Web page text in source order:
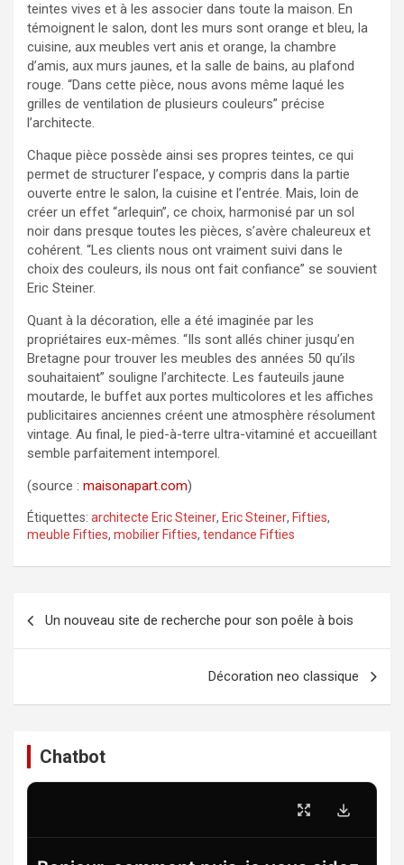
teintes vives et à les associer dans toute la maison. En
témoignent le salon, dont les murs sont orange et bleu, la
cuisine, aux meubles vert anis et orange, la chambre
d’amis, aux murs jaunes, et la salle de bains, au plafond
rouge. “Dans cette pièce, nous avons même laqué les
grilles de ventilation de plusieurs couleurs” précise
l’architecte.
Chaque pièce possède ainsi ses propres teintes, ce qui
permet de structurer l’espace, y compris dans la partie
ouverte entre le salon, la cuisine et l’entrée. Mais, loin de
créer un effet “arlequin”, ce choix, harmonisé par un sol
noir dans presque toutes les pièces, s’avère chaleureux et
cohérent. “Les clients nous ont vraiment suivi dans le
choix des couleurs, ils nous ont fait confiance” se souvient
Eric Steiner.
Quant à la décoration, elle a été imaginée par les
propriétaires eux-mêmes. “Ils sont allés chiner jusqu’en
Bretagne pour trouver les meubles des années 50 qu’ils
souhaitaient” souligne l’architecte. Les fauteuils jaune
moutarde, le buffet aux portes multicolores et les affiches
publicitaires anciennes créent une atmosphère résolument
vintage. Au final, le pied-à-terre ultra-vitaminé et accueillant
semble parfaitement intemporel.
(source : maisonapart.com)
Étiquettes: architecte Eric Steiner, Eric Steiner, Fifties,
meuble Fifties, mobilier Fifties, tendance Fifties
Un nouveau site de recherche pour son poêle à bois
Décoration neo classique
Chatbot